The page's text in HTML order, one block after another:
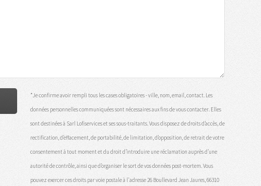
*Je confirme avoir rempli tous les cases obligatoires - ville, nom, email, contact. Les
données personnelles communiquées sont nécessaires aux fins de vous contacter. Elles
sont destinées à Sarl Lofiservices et ses sous-traitants. Vous disposez de droits d’accès, de
rectification, d’effacement, de portabilité, de limitation, d’opposition, de retrait de votre
consentement à tout moment et du droit d’introduire une réclamation auprès d’une
autorité de contrôle, ainsi que d’organiser le sort de vos données post-mortem. Vous
pouvez exercer ces droits par voie postale à l'adresse 26 Boullevard Jean Jaures, 66310